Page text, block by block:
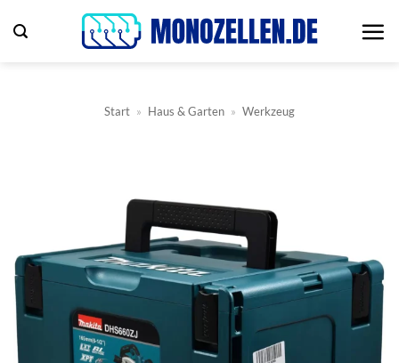
Inhalt
Start » Haus & Garten » Werkzeug